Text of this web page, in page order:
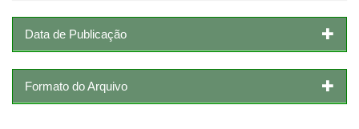
Data de Publicação
Formato do Arquivo